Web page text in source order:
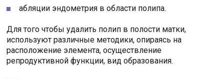
абляции эндометрия в области полипа.
Для того чтобы удалить полип в полости матки,
используют различные методики, опираясь на
расположение элемента, осуществление
репродуктивной функции, вид образования.